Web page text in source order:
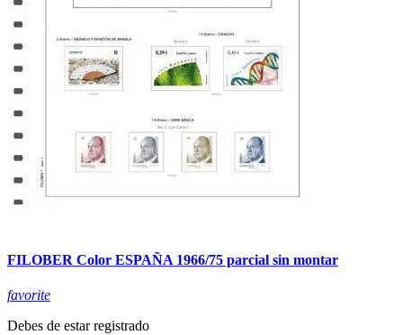
FILOBER Color ESPAÑA 1966/75 parcial sin montar
favorite
Debes de estar registrado